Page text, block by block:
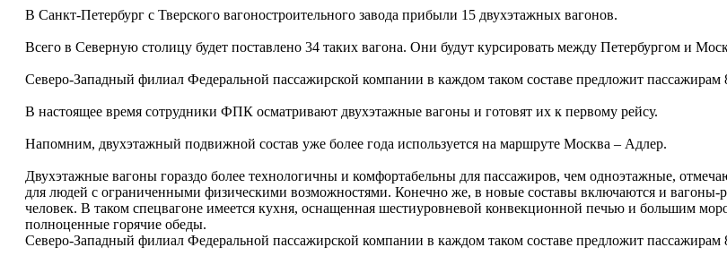
В Санкт-Петербург с Тверского вагоностроительного завода прибыли 15 двухэтажных вагонов.
Всего в Северную столицу будет поставлено 34 таких вагона. Они будут курсировать между Петербургом и
Северо-Западный филиал Федеральной пассажирской компании в каждом таком составе предложит пассажирам
В настоящее время сотрудники ФПК осматривают двухэтажные вагоны и готовят их к первому рейсу.
Напомним, двухэтажный подвижной состав уже более года используется на маршруте Москва – Адлер.
Двухэтажные вагоны гораздо более технологичны и комфортабельны для пассажиров, чем одноэтажные,
для людей с ограниченными физическими возможностями. Конечно же, в новые составы включаются и
человек. В таком спецвагоне имеется кухня, оснащенная шестиуровневой конвекционной печью и большим
полноценные горячие обеды.
Северо-Западный филиал Федеральной пассажирской компании в каждом таком составе предложит пассажирам